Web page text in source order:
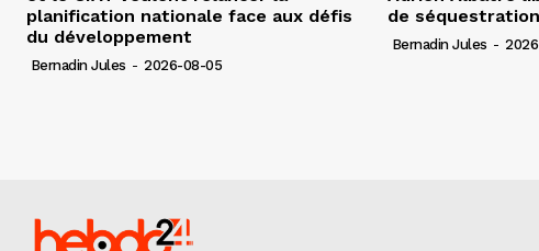
planification nationale face aux défis
du développement
Bernadin Jules - 2026-08-05
de séquestration
Bernadin Jules -